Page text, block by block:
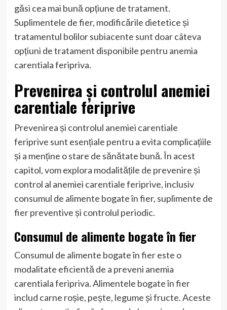
găsi cea mai bună opțiune de tratament.
Suplimentele de fier, modificările dietetice și
tratamentul bolilor subiacente sunt doar câteva
opțiuni de tratament disponibile pentru anemia
carentiala feripriva.
Prevenirea și controlul anemiei
carentiale feriprive
Prevenirea și controlul anemiei carentiale
feriprive sunt esențiale pentru a evita complicațiile
și a menține o stare de sănătate bună. În acest
capitol, vom explora modalitățile de prevenire și
control al anemiei carentiale feriprive, inclusiv
consumul de alimente bogate în fier, suplimente de
fier preventive și controlul periodic.
Consumul de alimente bogate în fier
Consumul de alimente bogate în fier este o
modalitate eficientă de a preveni anemia
carentiala feripriva. Alimentele bogate în fier
includ carne roșie, pește, legume și fructe. Aceste